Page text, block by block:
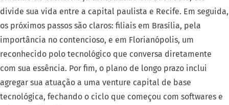
divide sua vida entre a capital paulista e Recife. Em seguida,
os próximos passos são claros: filiais em Brasília, pela
importância no contencioso, e em Florianópolis, um
reconhecido polo tecnológico que conversa diretamente
com sua essência. Por fim, o plano de longo prazo inclui
agregar sua atuação a uma venture capital de base
tecnológica, fechando o ciclo que começou com softwares e